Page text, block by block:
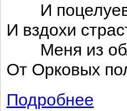
И поцелуев
И вздохи
Меня из
От Орковых
Подробнее